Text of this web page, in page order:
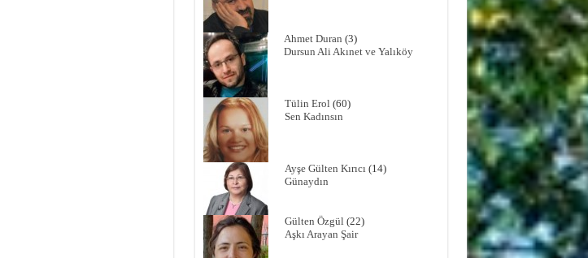
Ahmet Duran (3)
Dursun Ali Akınet ve Yalıköy
Tülin Erol(60)
Sen Kadınsın
Ayşe Gülten Kırıcı(14)
Günaydın
Gülten Özgül(22)
Aşkı Arayan Şair